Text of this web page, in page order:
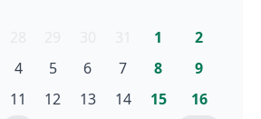
1 2
4 5 6 7 8 9
11 12 13 14 15 16